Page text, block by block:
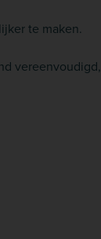
te maken.